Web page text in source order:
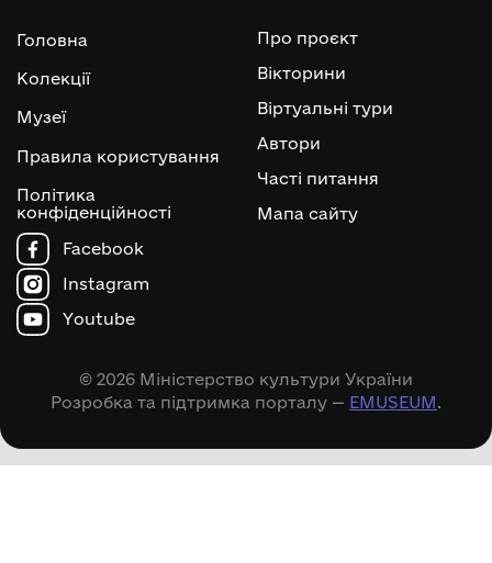
Головна
Колекції
Музеї
Правила користування
Політика
конфіденційності
Про проєкт
Вікторини
Віртуальні тури
Автори
Часті питання
Мапа сайту
Facebook
Instagram
Youtube
© 2026 Міністерство культури України
Розробка та підтримка порталу — EMUSEUM.